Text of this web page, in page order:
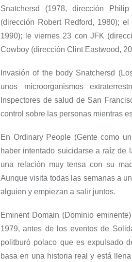
Snatchersd
(1978, dirección Philip
(dirección Robert Redford, 1980); el
1990); le viernes 23 con JFK
Cowboy (dirección Clint Eastwood,
Invasión of the body Snatchersd (
unos microorganismos
Inspectores de salud de San
control sobre las personas mientras
En Ordinary People (Gente como
haber intentado suicidarse a raíz de
una relación muy tensa con su
Aunque visita todas las semanas a
alguien y empiezan a salir juntos.
Eminent Domain (Dominio eminente
1979, antes de los eventos de
politburó polaco que es expulsado
basa en una historia real y está